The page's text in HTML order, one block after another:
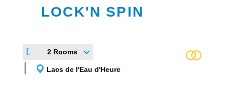
LOCK'N SPIN
2 Rooms
Lacs de l'Eau d'Heure